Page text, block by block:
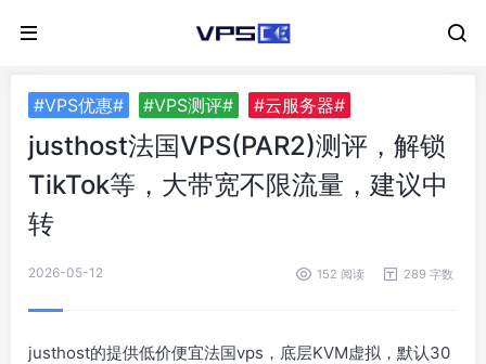
#VPS优惠# #VPS测评# #云服务器#
justhost法国VPS(PAR2)测评，解锁
TikTok等，大带宽不限流量，建议中
转
2026-05-12 152 阅读 289 字数
justhost的提供低价便宜法国vps，底层KVM虚拟，默认30